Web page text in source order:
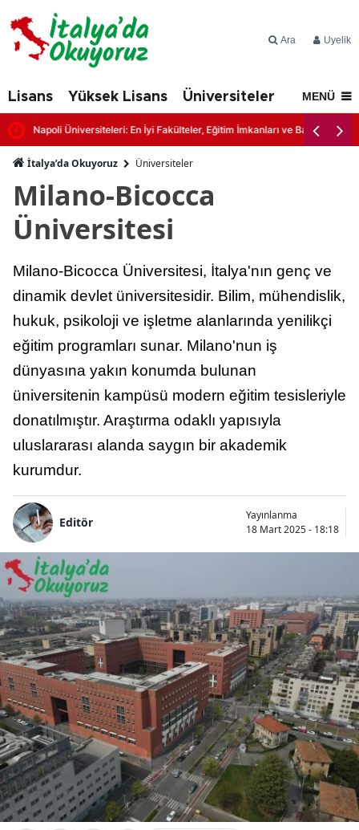
Ara Üyelik
Lisans Yüksek Lisans Üniversiteler İtalya'da
MENÜ
Napoli Üniversiteleri: En İyi Fakülteler, Eğitim İmkanları ve Başvuru
İtalya’da Okuyoruz Üniversiteler
Milano-Bicocca
Üniversitesi
Milano-Bicocca Üniversitesi, İtalya'nın genç ve
dinamik devlet üniversitesidir. Bilim, mühendislik,
hukuk, psikoloji ve işletme alanlarında yenilikçi
eğitim programları sunar. Milano'nun iş
dünyasına yakın konumda bulunan
üniversitenin kampüsü modern eğitim tesisleriyle
donatılmıştır. Araştırma odaklı yapısıyla
uluslararası alanda saygın bir akademik
kurumdur.
Editör
Yayınlanma
18 Mart 2025 - 18:18